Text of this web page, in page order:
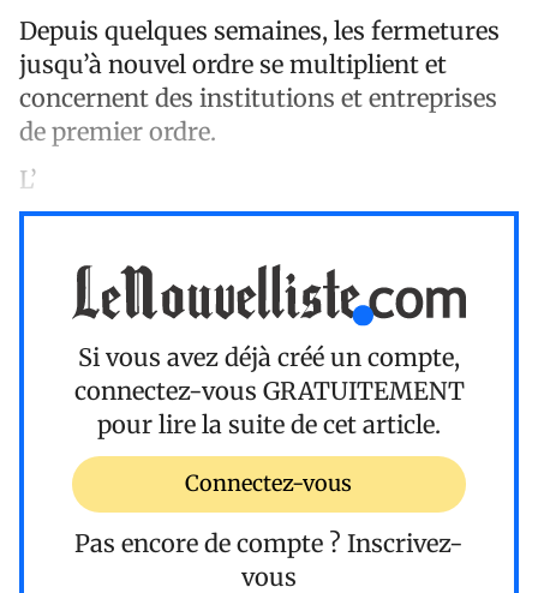
Depuis quelques semaines, les fermetures
jusqu’à nouvel ordre se multiplient et
concernent des institutions et entreprises
de premier ordre.
L’
Si vous avez déjà créé un compte,
connectez-vous GRATUITEMENT
pour lire la suite de cet article.
Connectez-vous
Pas encore de compte ? Inscrivez-
vous